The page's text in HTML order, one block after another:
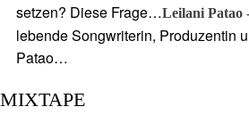
setzen? Diese Frage…Leilani Patao
lebende Songwriterin, Produzentin
Patao…
MIXTAPE